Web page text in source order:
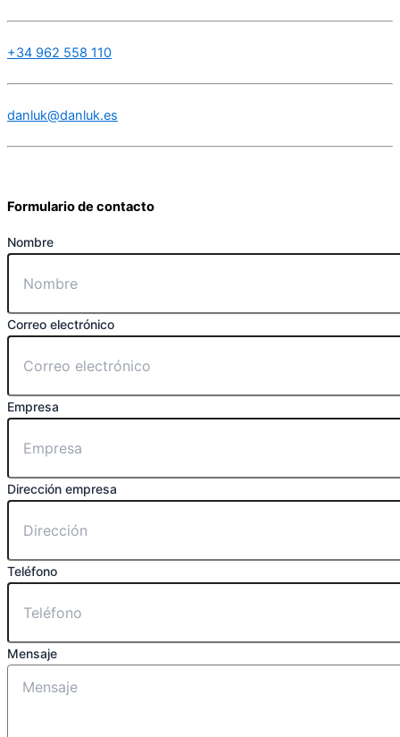
+34 962 558 110
danluk@danluk.es
Formulario de contacto
Nombre
Correo electrónico
Empresa
Dirección empresa
Teléfono
Mensaje